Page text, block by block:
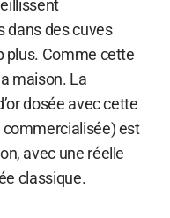
dans des cuves
plus. Comme cette
maison. La
dosée avec cette
est
avec une réelle
classique.